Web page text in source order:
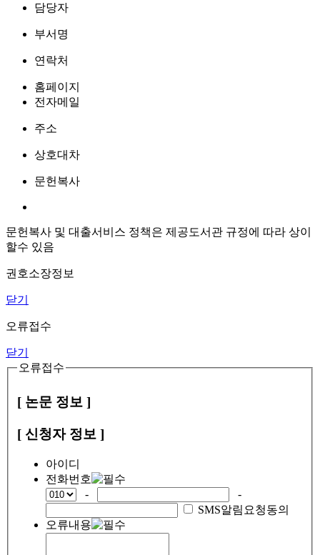
담당자
부서명
연락처
홈페이지
전자메일
주소
상호대차
문헌복사
문헌복사 및 대출서비스 정책은 제공도서관 규정에 따라 상이
할수 있음
권호소장정보
닫기
오류접수
닫기
오류접수
[ 논문 정보 ]
[ 신청자 정보 ]
아이디
전화번호
-
-
SMS알림요청동의
오류내용